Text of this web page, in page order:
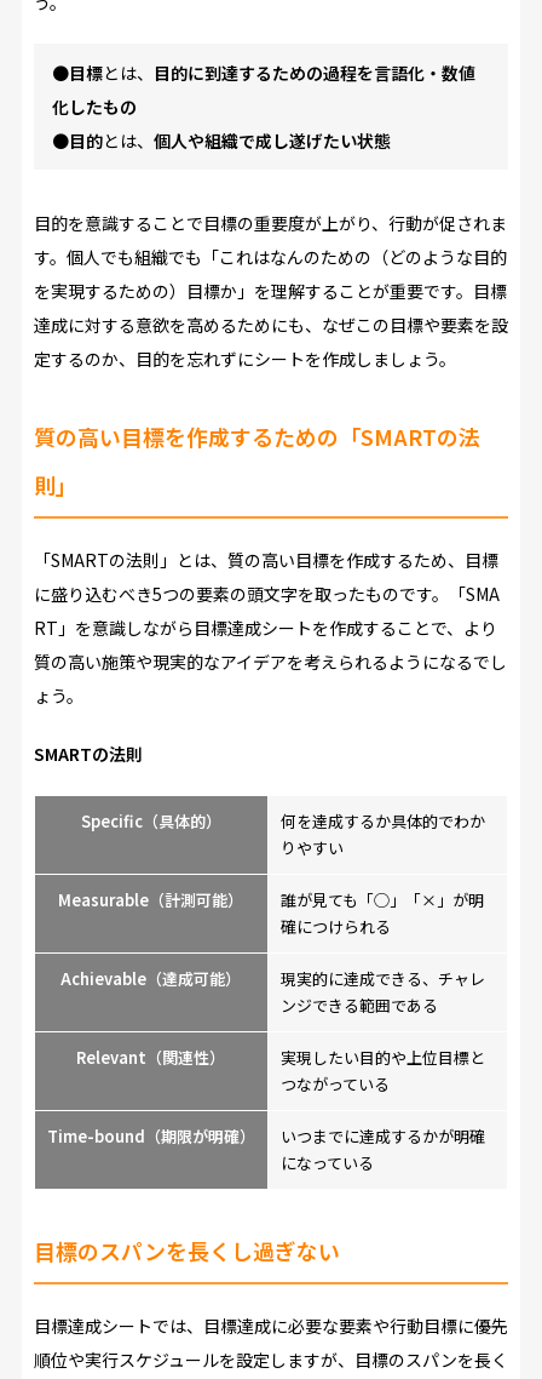
●目標とは、 目的に到達するための過程を言語化・数値
化したもの
●目的とは、 個人や組織で成し遂げたい状態
目的を意識することで目標の重要度が上がり、行動が促されま
す。個人でも組織でも「これはなんのための（どのような目的
を実現するための）目標か」を理解することが重要です。目標
達成に対する意欲を高めるためにも、なぜこの目標や要素を設
定するのか、目的を忘れずにシートを作成しましょう。
質の高い目標を作成するための「SMARTの法
則」
「SMARTの法則」とは、質の高い目標を作成するため、目標
に盛り込むべき5つの要素の頭文字を取ったものです。「SMA
RT」を意識しながら目標達成シートを作成することで、より
質の高い施策や現実的なアイデアを考えられるようになるでし
ょう。
SMARTの法則
Specific（具体的）
何を達成するか具体的でわか
りやすい
Measurable（計測可能）
誰が見ても「◯」「×」が明
確につけられる
Achievable（達成可能）
現実的に達成できる、チャレ
ンジできる範囲である
Relevant（関連性）
実現したい目的や上位目標と
つながっている
Time-bound（期限が明確）
いつまでに達成するかが明確
になっている
目標のスパンを長くし過ぎない
目標達成シートでは、目標達成に必要な要素や行動目標に優先
順位や実行スケジュールを設定しますが、目標のスパンを長く